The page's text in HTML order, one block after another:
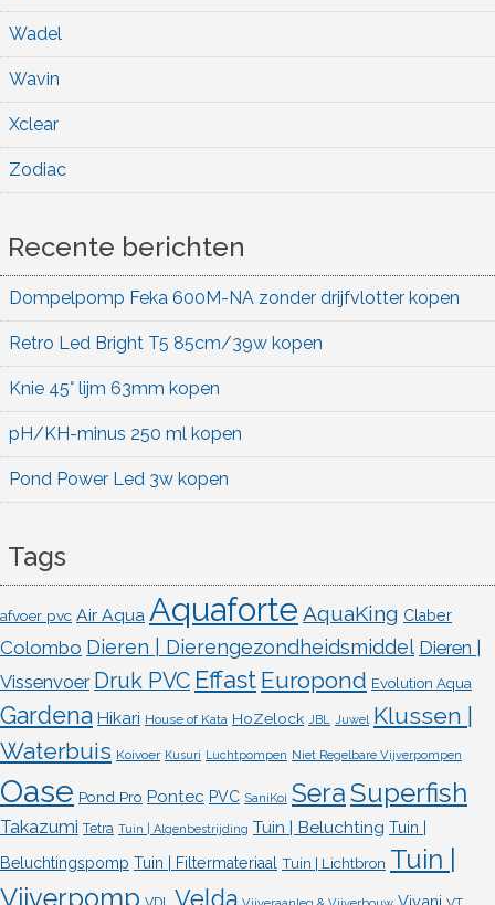
Wadel
Wavin
Xclear
Zodiac
Recente berichten
Dompelpomp Feka 600M-NA zonder drijfvlotter kopen
Retro Led Bright T5 85cm/39w kopen
Knie 45° lijm 63mm kopen
pH/KH-minus 250 ml kopen
Pond Power Led 3w kopen
Tags
afvoer pvc Air Aqua Aquaforte AquaKing Claber
Colombo Dieren | Dierengezondheidsmiddel Dieren |
Vissenvoer Druk PVC Effast Europond Evolution Aqua
Gardena Hikari House of Kata HoZelock JBL Juwel Klussen |
Waterbuis Koivoer Kusuri Luchtpompen Niet Regelbare Vijverpompen
Oase Pond Pro Pontec PVC SaniKoi SeraSuperfish
Takazumi Tetra Tuin | Algenbestrijding Tuin | Beluchting Tuin |
Beluchtingspomp Tuin | Filtermateriaal Tuin | Lichtbron Tuin |
Velda